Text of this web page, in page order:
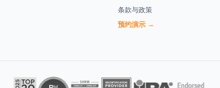
条款与政策
预约演示 →